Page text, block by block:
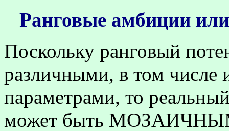
Ранговые амбиции
Поскольку ранговый
различными, в том числе
параметрами, то
может быть